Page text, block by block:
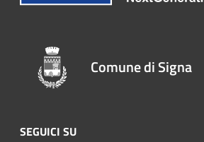
Comune di Signa
SEGUICI SU